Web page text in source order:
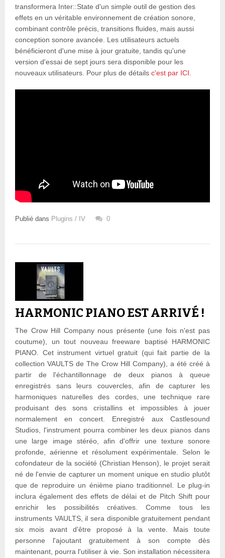
transformera Inter::State d'un simple outil de gestion des
effets en un véritable environnement de création sonore,
combinant contrôle précis, transitions fluides, mais aussi
conception sonore avancée. Les utilisateurs actuels
bénéficieront d'une mise à jour gratuite, tandis qu'une
version d'essai de sept jours sera disponible pour les
nouveaux utilisateurs. Pour plus de détails c'est par ICI.
Publié dans Plugins / IV 0
HARMONIC PIANO EST ARRIVÉ !
The Crow Hill Company nous présente (une fois n'est pas
coutume), un tout nouveau freeware baptisé HARMONIC
PIANO. Cet instrument virtuel gratuit (qui fait partie de la
collection VAULTS de The Crow Hill Company), a été créé à
partir de l'échantillonnage de deux pianos à queue
enregistrés sans leurs couvercles, afin de capturer les
harmoniques naturelles des cordes, une technique rare
produisant des sons cristallins et impossibles à jouer
normalement en concert. Enregistré aux Castlesound
Studios, l'instrument pourra combiner les deux pianos dans
une large image stéréo, afin d'offrir une texture sonore
profonde, aérienne et résolument expérimentale. Selon le
cofondateur de la société (Christian Henson), le projet serait
né de l'envie de capturer un moment unique en studio plutôt
que de reproduire un énième piano traditionnel. Le plug-in
inclura également des effets de délai et de Pitch Shift pour
enrichir les possibilités créatives. Comme tous les
instruments VAULTS, il sera disponible gratuitement pendant
six mois avant d'être proposé à la vente. Mais toute
personne l'ajoutant gratuitement à son compte dès
maintenant, pourra l'utiliser à vie. Son installation nécessitera